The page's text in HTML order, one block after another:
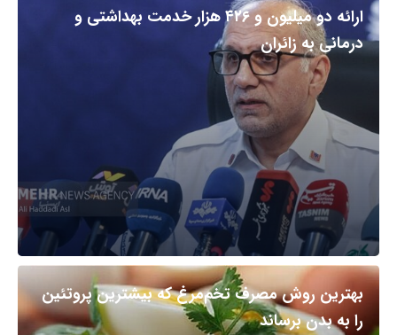
ارائه دو میلیون و ۴۲۶ هزار خدمت بهداشتی و
درمانی به زائران
بهترین روش مصرف تخم‌مرغ که بیشترین پروتئین
را به بدن برساند